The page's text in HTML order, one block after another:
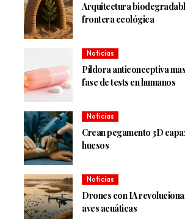
Arquitectura
frontera ecológica
Noticias
Píldora anticonceptiva
fase de tests en humanos
Noticias
Crean pegamento 3D
huesos
Noticias
Drones con IA
aves acuáticas